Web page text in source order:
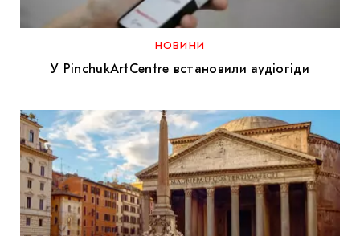
МАРІУПОЛЬСЬКІ МАРГІНАЛІЇ
ДОСЛІДНИЦЬКА ПЛАТФОРМА
ЗАПАЛЕННЯ
CARPATHIAN CULT ПРО РІЗДВЯНІ СВЯТА
НОВИНИ
У PinchukArtCentre встановили аудіогіди